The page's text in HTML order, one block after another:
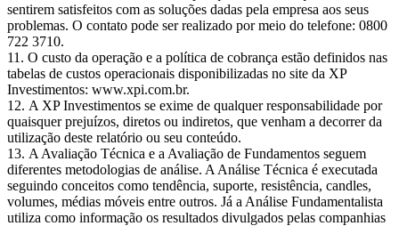
sentirem satisfeitos com as soluções dadas pela empresa aos seus
problemas. O contato pode ser realizado por meio do telefone: 0800
722 3710.
O custo da operação e a política de cobrança estão definidos nas
tabelas de custos operacionais disponibilizadas no site da XP
Investimentos: www.xpi.com.br.
A XP Investimentos se exime de qualquer responsabilidade por
quaisquer prejuízos, diretos ou indiretos, que venham a decorrer da
utilização deste relatório ou seu conteúdo.
A Avaliação Técnica e a Avaliação de Fundamentos seguem
diferentes metodologias de análise. A Análise Técnica é executada
seguindo conceitos como tendência, suporte, resistência, candles,
volumes, médias móveis entre outros. Já a Análise Fundamentalista
utiliza como informação os resultados divulgados pelas companhias